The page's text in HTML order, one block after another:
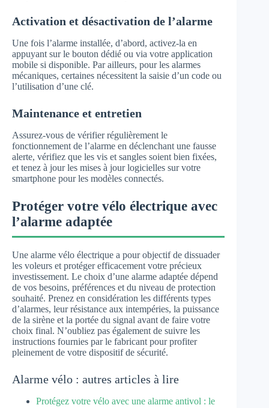
Activation et désactivation de l’alarme
Une fois l’alarme installée, d’abord, activez-la en
appuyant sur le bouton dédié ou via votre application
mobile si disponible. Par ailleurs, pour les alarmes
mécaniques, certaines nécessitent la saisie d’un code ou
l’utilisation d’une clé.
Maintenance et entretien
Assurez-vous de vérifier régulièrement le
fonctionnement de l’alarme en déclenchant une fausse
alerte, vérifiez que les vis et sangles soient bien fixées,
et tenez à jour les mises à jour logicielles sur votre
smartphone pour les modèles connectés.
Protéger votre vélo électrique avec
l’alarme adaptée
Une alarme vélo électrique a pour objectif de dissuader
les voleurs et protéger efficacement votre précieux
investissement. Le choix d’une alarme adaptée dépend
de vos besoins, préférences et du niveau de protection
souhaité. Prenez en considération les différents types
d’alarmes, leur résistance aux intempéries, la puissance
de la sirène et la portée du signal avant de faire votre
choix final. N’oubliez pas également de suivre les
instructions fournies par le fabricant pour profiter
pleinement de votre dispositif de sécurité.
Alarme vélo : autres articles à lire
Protégez votre vélo avec une alarme antivol : le